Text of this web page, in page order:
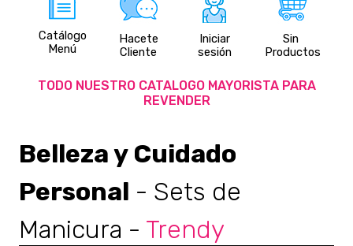
Catálogo
Menú
Hacete
Cliente
Iniciar
sesión
Sin
Productos
TODO NUESTRO CATALOGO MAYORISTA PARA
REVENDER
Belleza y Cuidado
Personal - Sets de
Manicura - Trendy